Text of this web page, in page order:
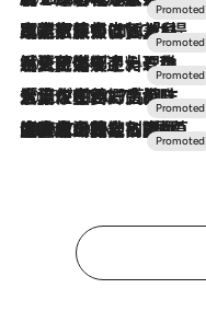
2026.7.31
【ホテル帰省】という選択肢をOMOが提案。家族とほどよい距離を保つには「昼は実家、夜は気兼ねなくホテルで！」
2026.7.24
【夏限定ディナーコース】旬を迎える稚鮎や花ズッキーニなどをイタリア・トスカーナの郷土料理の手法で満喫！
2026.7.17
「土佐和ハーブかき氷」がOMO7高知に登場！生姜、山椒、大葉など目にも舌にも涼を呼ぶ郷土の味
2026.7.10
NEW OPEN！【界 草津】名湯の地に誕生。趣の異なる2種の温泉と上州ならではの会席・蕎麦割烹など美食を味わう究極の癒やし旅